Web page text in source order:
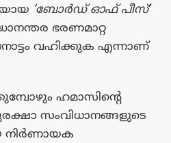
‘ബോർഡ് ഓഫ് പീസ്‘
ഭരണമാറ്റ
വഹിക്കുക എന്നാണ്
ഹമാസിൻ്റെ
സംവിധാനങ്ങളുടെ
നിർണായക